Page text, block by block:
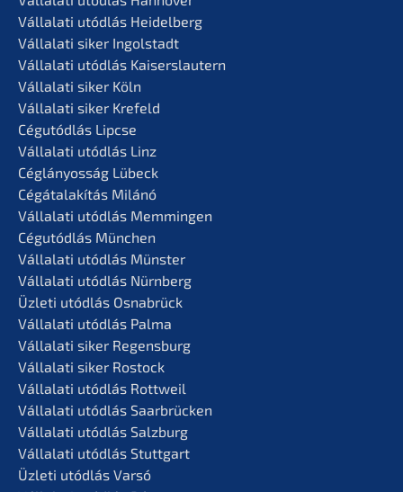
Vállala­ti utódlás Heidelberg
Vállala­ti siker Ingolstadt
Vállala­ti utódlás Kaiserslautern
Vállala­ti siker Köln
Vállala­ti siker Krefeld
Cégutód­lás Lipcse
Vállala­ti utódlás Linz
Céglá­n­yos­ság Lübeck
Cégátalakí­tás Milánó
Vállala­ti utódlás Memmingen
Cégutód­lás München
Vállala­ti utódlás Münster
Vállala­ti utódlás Nürnberg
Üzleti utódlás Osnabrück
Vállala­ti utódlás Palma
Vállala­ti siker Regensburg
Vállala­ti siker Rostock
Vállala­ti utódlás Rottweil
Vállala­ti utódlás Saarbrücken
Vállala­ti utódlás Salzburg
Vállala­ti utódlás Stuttgart
Üzleti utódlás Varsó